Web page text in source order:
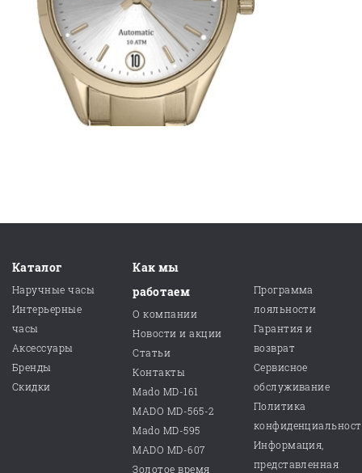
Каталог
Наручные часы
Интерьерные
часы
Аксессуары
Бренды
Скидки
Как мы
работаем
О компании
Новости и акции
Статьи
Контакты
Mado MD-161
MADO MD-565-2
Mado MD-595
MADO MD-607
Золотое время
Программа
лояльности
Гарантия и
возврат
Сервисное
обслуживание
Политика
Информация,
представленная